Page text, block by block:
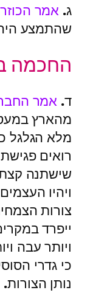
ג. אמר
שהתמצע היה
החכמה
ד. אמר
מהארץ במעט
מלא הגלגל
רואים
שישתנה
ויהיו
צורות
ייפרד
ויותר עבה
כי גדרי
נותן הצורות.